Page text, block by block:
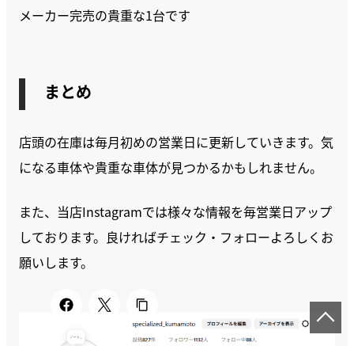
メーカー完売の貴重な1台です
まとめ
店頭の在庫は毎月初めの営業日に更新していきます。気
になる車体や貴重な車体が見つかるかもしれません。
また、当店Instagramでは様々な情報を毎営業日アップ
しております。良ければチェック・フォローよろしくお
願いします。